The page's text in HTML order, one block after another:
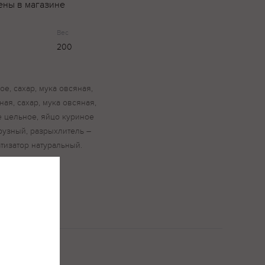
в магазине
Вес
200
сахар, мука овсяная,
сахар, мука овсяная,
цельное, яйцо куриное
разрыхлитель –
натуральный.